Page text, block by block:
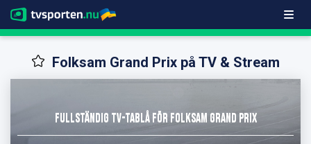
Folksam Grand Prix på TV & Stream
Fullständig TV-Tablå för Folksam Grand Prix